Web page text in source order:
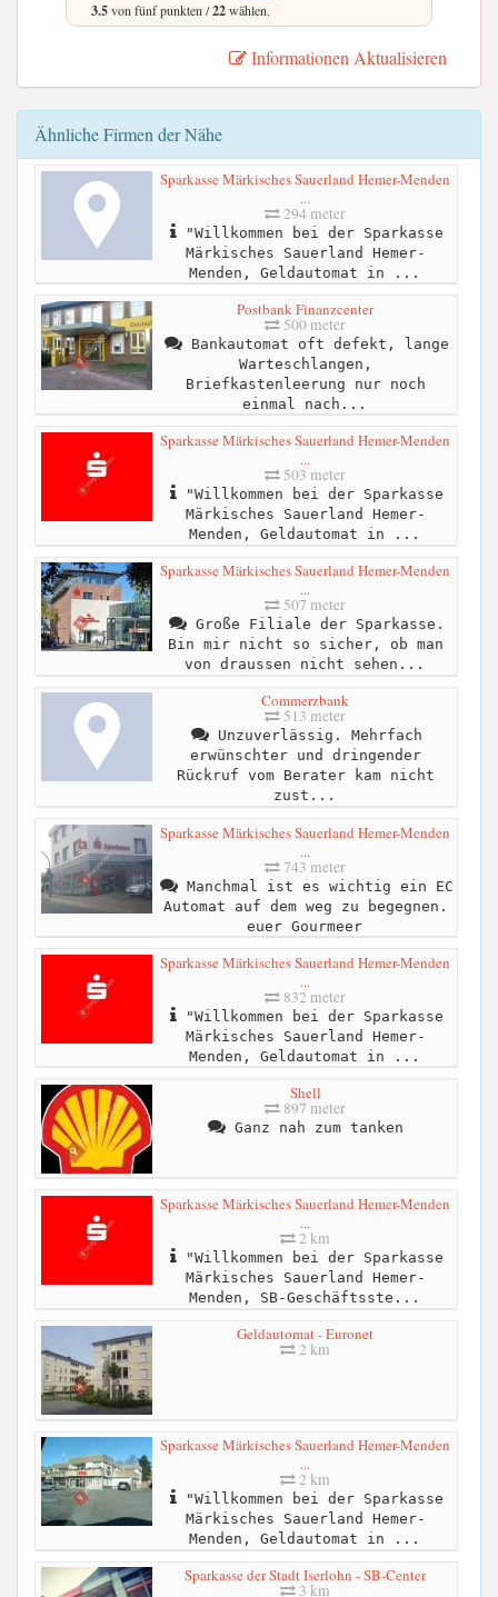
3.5von fünf punkten /22wählen.
Informationen Aktualisieren
Ähnliche Firmen der Nähe
Sparkasse Märkisches Sauerland Hemer-Menden
...
294 meter
"Willkommen bei der Sparkasse
Märkisches Sauerland Hemer-
Menden, Geldautomat in ...
Postbank Finanzcenter
500 meter
Bankautomat oft defekt, lange
Warteschlangen,
Briefkastenleerung nur noch
einmal nach...
Sparkasse Märkisches Sauerland Hemer-Menden
...
503 meter
"Willkommen bei der Sparkasse
Märkisches Sauerland Hemer-
Menden, Geldautomat in ...
Sparkasse Märkisches Sauerland Hemer-Menden
...
507 meter
Große Filiale der Sparkasse.
Bin mir nicht so sicher, ob man
von draussen nicht sehen...
Commerzbank
513 meter
Unzuverlässig. Mehrfach
erwünschter und dringender
Rückruf vom Berater kam nicht
zust...
Sparkasse Märkisches Sauerland Hemer-Menden
...
743 meter
Manchmal ist es wichtig ein EC
Automat auf dem weg zu begegnen.
euer Gourmeer
Sparkasse Märkisches Sauerland Hemer-Menden
...
832 meter
"Willkommen bei der Sparkasse
Märkisches Sauerland Hemer-
Menden, Geldautomat in ...
Shell
897 meter
Ganz nah zum tanken
Sparkasse Märkisches Sauerland Hemer-Menden
...
2 km
"Willkommen bei der Sparkasse
Märkisches Sauerland Hemer-
Menden, SB-Geschäftsste...
Geldautomat - Euronet
2 km
Sparkasse Märkisches Sauerland Hemer-Menden
...
2 km
"Willkommen bei der Sparkasse
Märkisches Sauerland Hemer-
Menden, Geldautomat in ...
Sparkasse der Stadt Iserlohn - SB-Center
3 km